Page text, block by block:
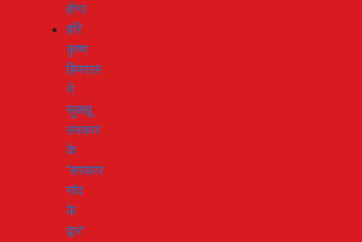
होगा
हरि
कृष्ण
हिमराल
ने
सुक्खू
सरकार
के
‘सरकार
गांव
के
द्वार’